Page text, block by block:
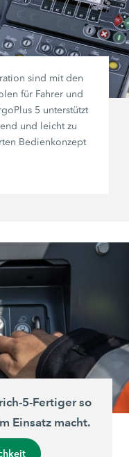
sind mit den
für Fahrer und
5 unterstützt
und leicht zu
Bedienkonzept
5-Fertiger so
Einsatz macht.